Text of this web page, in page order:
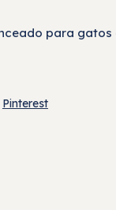
para gatos
Pinterest